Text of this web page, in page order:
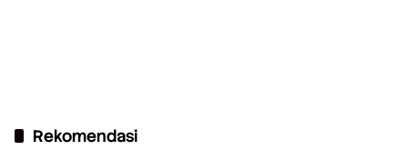
Rekomendasi